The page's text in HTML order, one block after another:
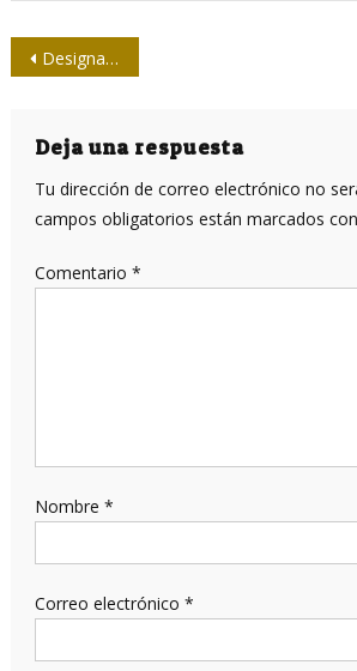
Navegación
entradas
Designado nuevo Presidente del ICRT
Deja una respuesta
Tu dirección de correo electrónico no
campos obligatorios están marcados con
Comentario *
Nombre *
Correo electrónico *